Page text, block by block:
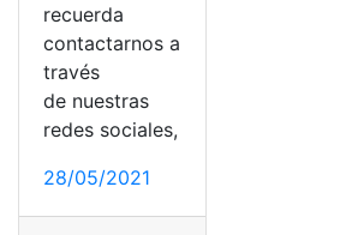
recuerda
contactarnos a
través
de nuestras
redes sociales,
28/05/2021